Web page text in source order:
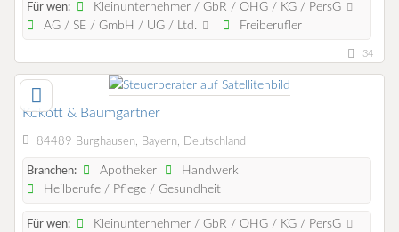
Für wen:
Kleinunternehmer / GbR / OHG / KG / PersG
AG / SE / GmbH / UG / Ltd.
Freiberufler
34
Kokott & Baumgartner
84489 Burghausen, Bayern, Deutschland
Branchen: Apotheker
Handwerk
Heilberufe / Pflege / Gesundheit
Für wen:
Kleinunternehmer / GbR / OHG / KG / PersG